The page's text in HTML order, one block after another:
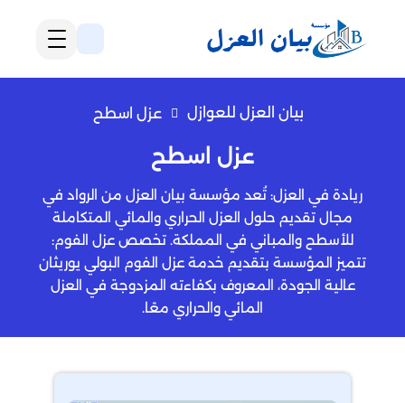
بيان العزل للعوازل عزل اسطح
عزل اسطح
ريادة في العزل: تُعد مؤسسة بيان العزل من الرواد في
مجال تقديم حلول العزل الحراري والمائي المتكاملة
للأسطح والمباني في المملكة. تخصص عزل الفوم:
تتميز المؤسسة بتقديم خدمة عزل الفوم البولي يوريثان
عالية الجودة، المعروف بكفاءته المزدوجة في العزل
المائي والحراري معًا.